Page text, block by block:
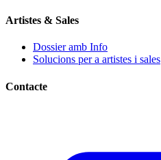
Artistes & Sales
Dossier amb Info
Solucions per a artistes i sales
Contacte